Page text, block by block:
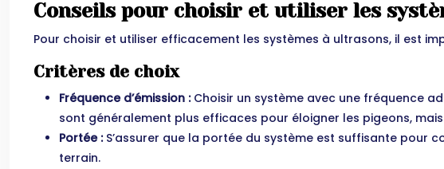
Conseils pour choisir et utiliser les
Pour choisir et utiliser efficacement les systèmes à ultrasons, il est
Critères de choix
Fréquence d’émission : Choisir un système avec une fréquence
sont généralement plus efficaces pour éloigner les pigeons,
Portée : S’assurer que la portée du système est suffisante
terrain.